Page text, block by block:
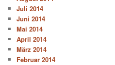
Juli 2014
Juni 2014
Mai 2014
April 2014
März 2014
Februar 2014